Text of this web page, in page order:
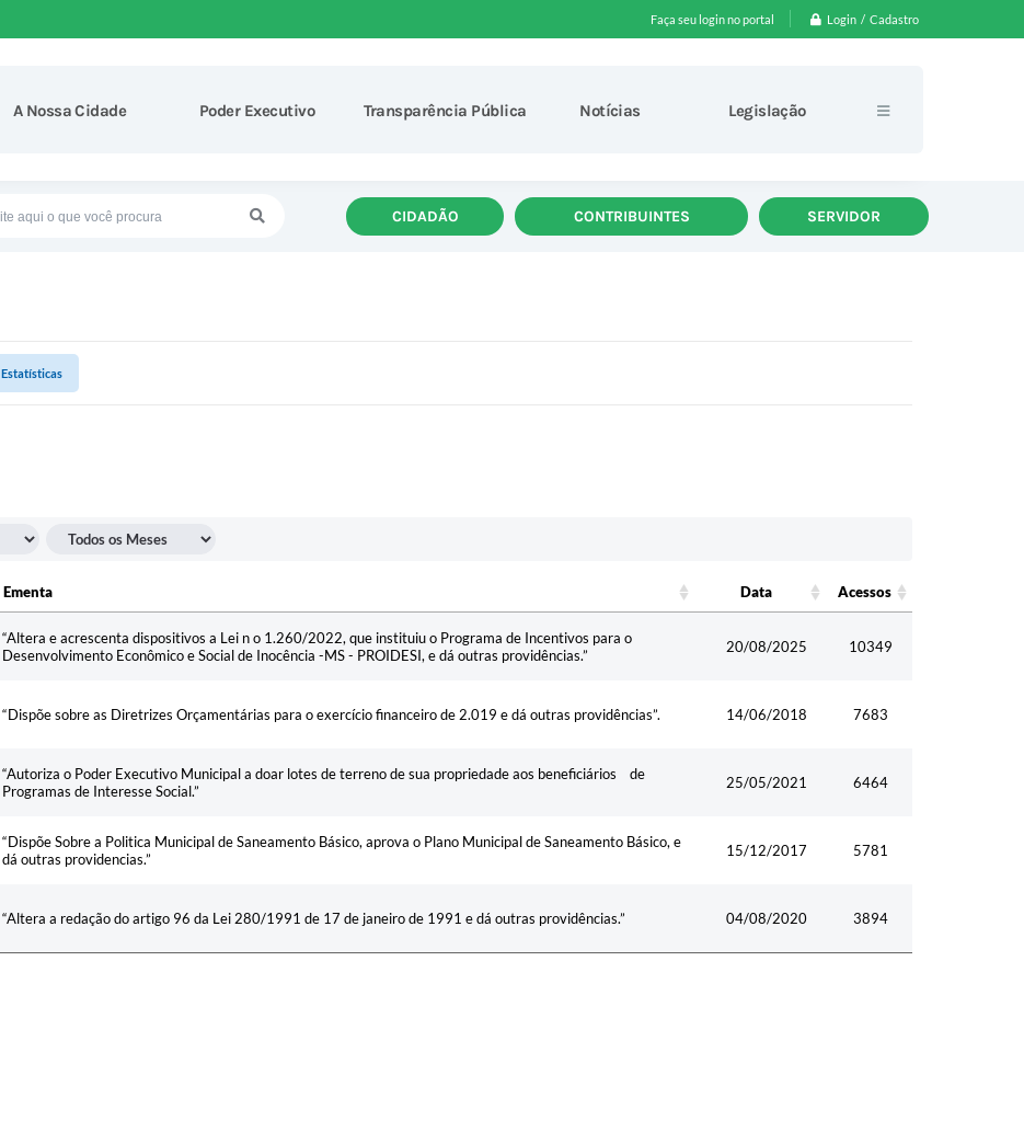
Faça seu login no portal Login / Cadastro
A Nossa Cidade Poder Executivo Transparência Pública Notícias Legislação
CIDADÃO CONTRIBUINTES SERVIDOR
Estatísticas
Ementa Data
Acessos
s
“Altera e acrescenta dispositivos a Lei n o 1.260/2022, que instituiu o Programa de Incentivos para o
Desenvolvimento Econômico e Social de Inocência -MS - PROIDESI, e dá outras providências.”
20/08/2025 10349
“Dispõe sobre as Diretrizes Orçamentárias para o exercício financeiro de 2.019 e dá outras providências”. 14/06/2018 7683
“Autoriza o Poder Executivo Municipal a doar lotes de terreno de sua propriedade aos beneficiários de
Programas de Interesse Social.”
25/05/2021 6464
“Dispõe Sobre a Politica Municipal de Saneamento Básico, aprova o Plano Municipal de Saneamento Básico, e
dá outras providencias.”
15/12/2017 5781
“Altera a redação do artigo 96 da Lei 280/1991 de 17 de janeiro de 1991 e dá outras providências.” 04/08/2020 3894